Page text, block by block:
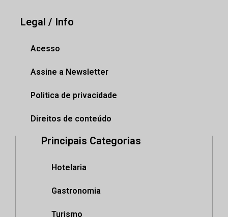
Legal / Info
Acesso
Assine a Newsletter
Politica de privacidade
Direitos de conteúdo
Principais Categorias
Hotelaria
Gastronomia
Turismo